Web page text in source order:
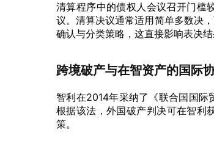
清算程序中的债权人会议召开门槛
议。清算决议通常适用简单多数决
确认与分类策略，这直接影响表决结
跨境破产与在智资产的国际
智利在2014年采纳了《联合国国际
根据该法，外国破产判决可在智利
策。